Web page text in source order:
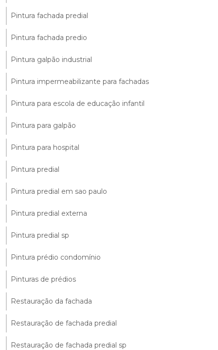
Pintura fachada predial
Pintura fachada predio
Pintura galpão industrial
Pintura impermeabilizante para fachadas
Pintura para escola de educação infantil
Pintura para galpão
Pintura para hospital
Pintura predial
Pintura predial em sao paulo
Pintura predial externa
Pintura predial sp
Pintura prédio condomínio
Pinturas de prédios
Restauração da fachada
Restauração de fachada predial
Restauração de fachada predial sp